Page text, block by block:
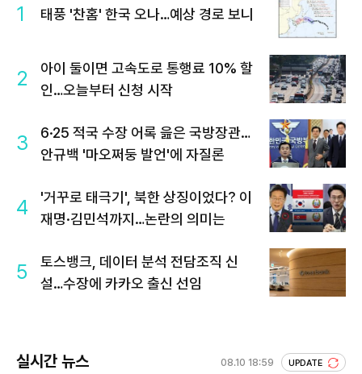
1 태풍 '찬홈' 한국 오나…예상 경로 보니
2
아이 둘이면 고속도로 통행료 10% 할
인…오늘부터 신청 시작
3
6·25 적국 수장 어록 읊은 국방장관…
안규백 '마오쩌둥 발언'에 자질론
4
'거꾸로 태극기', 북한 상징이었다? 이
재명·김민석까지…논란의 의미는
5
토스뱅크, 데이터 분석 전담조직 신
설…수장에 카카오 출신 선임
실시간 뉴스 08.10 18:59 UPDATE